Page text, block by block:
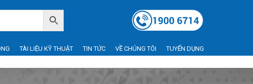
TÀI LIỆU KỸ THUẬT TIN TỨC VỀ CHÚNG TÔI TUYỂN DỤNG